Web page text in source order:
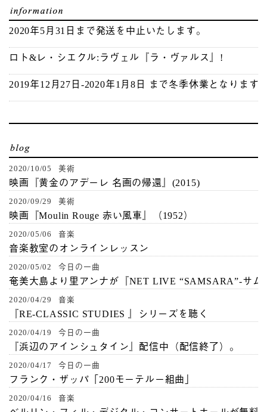
2020年5月31日まで発送を中止いたします。
ロト&レ・シエクル:ラヴェル『ラ・ヴァルス』!
2019年12月27日-2020年1月8日 まで冬季休業となります
2020/10/05 美術
映画『黄金のアデーレ 名画の帰還』(2015)
2020/09/29 美術
映画『Moulin Rouge 赤い風車』（1952）
2020/05/06 音楽
音楽教室のオンラインレッスン
2020/05/02 今日の一曲
奄美大島より里アンナが『NET LIVE “SAMSARA”-サ
2020/04/29 音楽
『RE-CLASSIC STUDIES 』シリーズを聴く
2020/04/19 今日の一曲
『浜辺のアインシュタイン』配信中（配信終了）。
2020/04/17 今日の一曲
フランク・ザッパ「200モーテルー組曲」
2020/04/16 音楽